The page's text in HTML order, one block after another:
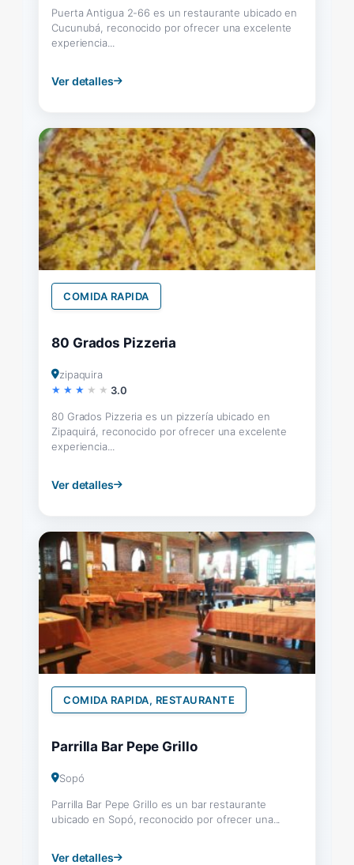
Puerta Antigua 2-66 es un restaurante ubicado en
Cucunubá, reconocido por ofrecer una excelente
experiencia...
Ver detalles
COMIDA RAPIDA
80 Grados Pizzeria
zipaquira
3.0
80 Grados Pizzeria es un pizzería ubicado en
Zipaquirá, reconocido por ofrecer una excelente
experiencia...
Ver detalles
COMIDA RAPIDA, RESTAURANTE
Parrilla Bar Pepe Grillo
Sopó
Parrilla Bar Pepe Grillo es un bar restaurante
ubicado en Sopó, reconocido por ofrecer una...
Ver detalles